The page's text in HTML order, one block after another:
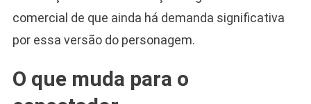
comercial de que ainda há demanda significativa
por essa versão do personagem.
O que muda para o